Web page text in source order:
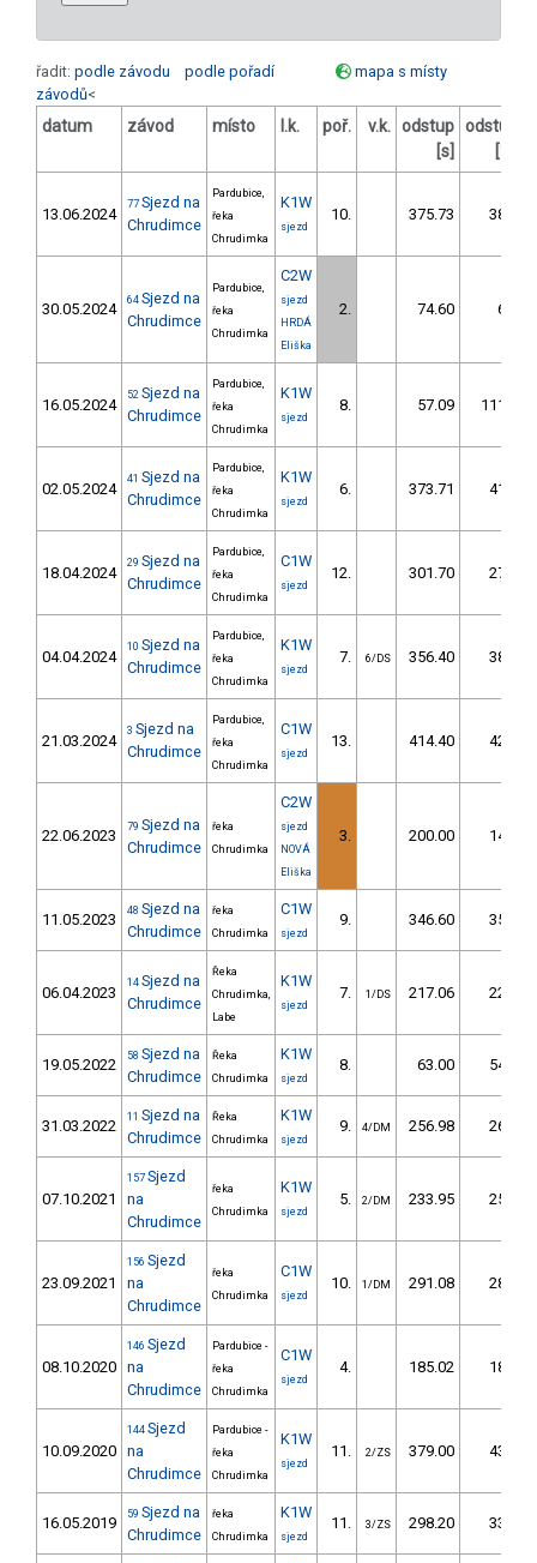
řadit: podle závodu podle pořadí
mapa s místy
závodů<
datum závod místo l.k. poř. v.k. odstup
[s]
odstup
[%]
13.06.2024
77 Sjezd na
Chrudimce
Pardubice,
řeka
Chrudimka
K1W
sjezd
10. 375.73 38,1
30.05.2024 64 Sjezd na
Chrudimce
Pardubice,
řeka
Chrudimka
C2W
sjezd
HRDÁ
Eliška
2. 74.60 6,2
16.05.2024
52 Sjezd na
Chrudimce
Pardubice,
řeka
Chrudimka
K1W
sjezd
8. 57.09 111,9
02.05.2024
41 Sjezd na
Chrudimce
Pardubice,
řeka
Chrudimka
K1W
sjezd
6. 373.71 41,0
18.04.2024
29 Sjezd na
Chrudimce
Pardubice,
řeka
Chrudimka
C1W
sjezd
12. 301.70 27,9
04.04.2024
10 Sjezd na
Chrudimce
Pardubice,
řeka
Chrudimka
K1W
sjezd
7. 6/DS 356.40 38,4
21.03.2024
3 Sjezd na
Chrudimce
Pardubice,
řeka
Chrudimka
C1W
sjezd
13. 414.40 42,4
22.06.2023 79 Sjezd na
Chrudimce
řeka
Chrudimka
C2W
sjezd
NOVÁ
Eliška
3. 200.00 14,7
11.05.2023 48 Sjezd na
Chrudimce
řeka
Chrudimka
C1W
sjezd
9. 346.60 35,7
06.04.2023
14 Sjezd na
Chrudimce
Řeka
Chrudimka,
Labe
K1W
sjezd
7. 1/DS 217.06 22,0
19.05.2022 58 Sjezd na
Chrudimce
Řeka
Chrudimka
K1W
sjezd
8. 63.00 54,3
31.03.2022 11 Sjezd na
Chrudimce
Řeka
Chrudimka
K1W
sjezd
9. 4/DM 256.98 26,6
07.10.2021
157 Sjezd
na
Chrudimce
řeka
Chrudimka
K1W
sjezd
5. 2/DM 233.95 25,7
23.09.2021
156 Sjezd
na
Chrudimce
řeka
Chrudimka
C1W
sjezd
10. 1/DM 291.08 28,6
08.10.2020
146 Sjezd
na
Chrudimce
Pardubice -
řeka
Chrudimka
C1W
sjezd
4. 185.02 18,0
10.09.2020
144 Sjezd
na
Chrudimce
Pardubice -
řeka
Chrudimka
K1W
sjezd
11. 2/ZS 379.00 43,0
16.05.2019 59 Sjezd na
Chrudimce
řeka
Chrudimka
K1W
sjezd
11. 3/ZS 298.20 33,0